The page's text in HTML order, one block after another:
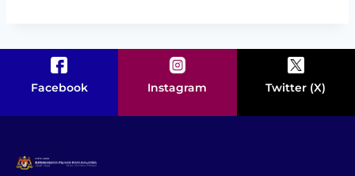
Facebook Instagram Twitter (X)